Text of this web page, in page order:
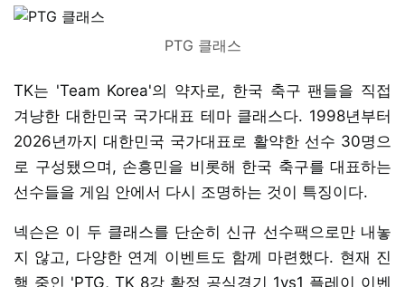
PTG 클래스
TK는 'Team Korea'의 약자로, 한국 축구 팬들을 직접
겨냥한 대한민국 국가대표 테마 클래스다. 1998년부터
2026년까지 대한민국 국가대표로 활약한 선수 30명으
로 구성됐으며, 손흥민을 비롯해 한국 축구를 대표하는
선수들을 게임 안에서 다시 조명하는 것이 특징이다.
넥슨은 이 두 클래스를 단순히 신규 선수팩으로만 내놓
지 않고, 다양한 연계 이벤트도 함께 마련했다. 현재 진
행 중인 'PTG, TK 8강 확정 공식경기 1vs1 플레이 이벤